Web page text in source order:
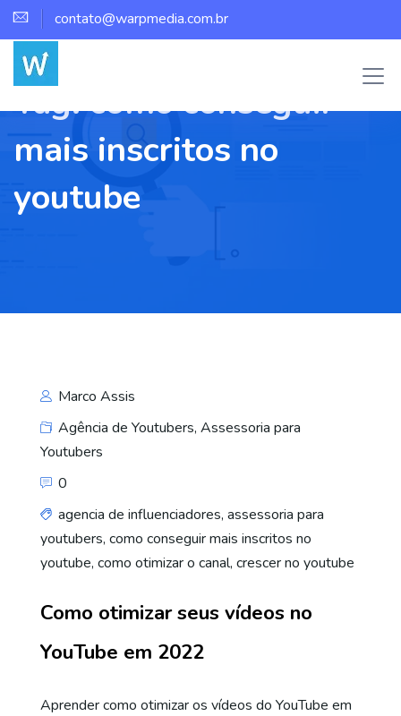
contato@warpmedia.com.br
Tag:como conseguir
mais inscritos no
youtube
Marco Assis
Agência de Youtubers, Assessoria para
Youtubers
0
agencia de influenciadores, assessoria para
youtubers, como conseguir mais inscritos no
youtube, como otimizar o canal, crescer no youtube
Como otimizar seus vídeos no
YouTube em 2022
Aprender como otimizar os vídeos do YouTube em